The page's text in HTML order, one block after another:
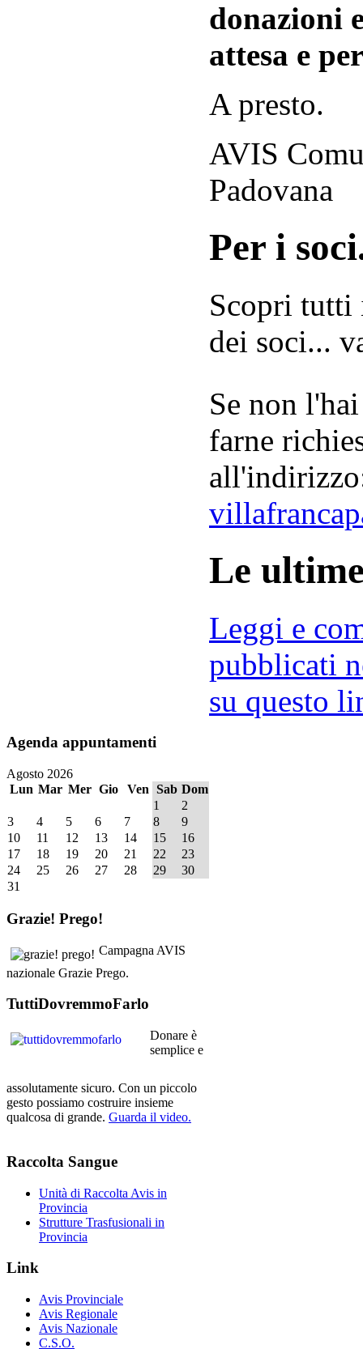
donazioni
attesa e
A presto.
AVIS
Padovana
Per i
Scopri tutti
dei soci...
Se non
farne
Le
Leggi e
pubblicati
su questo
Agenda appuntamenti
Agosto 2026
Lun Mar Mer Gio Ven Sab Dom
1
2
3
4 5 6 7 8
9
10
11 12 13 14 15
16
17
18 19 20 21 22
23
24
25 26 27 28 29
30
31
Grazie! Prego!
Campagna AVIS
nazionale Grazie Prego.
TuttiDovremmoFarlo
Donare è
semplice e
assolutamente sicuro. Con un piccolo
gesto possiamo costruire insieme
qualcosa di grande. Guarda il video.
Raccolta Sangue
Unità di Raccolta Avis in
Provincia
Strutture Trasfusionali in
Provincia
Link
Avis Provinciale
Avis Regionale
Avis Nazionale
C.S.O.